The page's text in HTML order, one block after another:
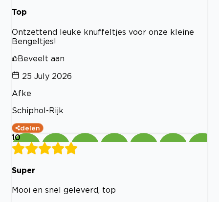
Top
Ontzettend leuke knuffeltjes voor onze kleine
Bengeltjes!
Beveelt aan
25 July 2026
Afke
Schiphol-Rijk
delen
10
Super
Mooi en snel geleverd, top